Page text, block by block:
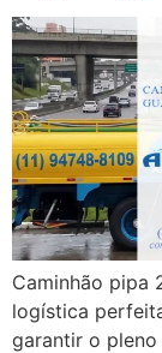
Caminhão pipa
logística
garantir o